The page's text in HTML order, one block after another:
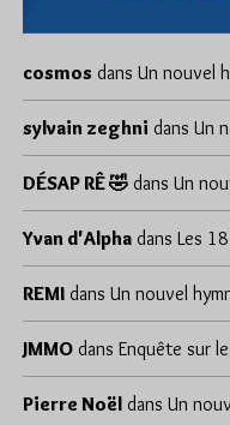
cosmos dans Un nouvel
sylvain zeghni dans Un
DÉSAP RÊ 🤣 dans Un
Yvan d'Alpha dans Les
REMI dans Un nouvel
JMMO dans Enquête sur
Pierre Noël dans Un